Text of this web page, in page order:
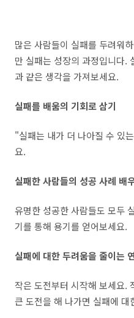
많은 사람들이 실패를 두려워
만 실패는 성장의 과정입니다.
과 같은 생각을 가져보세요.
실패를 배움의 기회로 삼기
"실패는 내가 더 나아질 수 있
요.
실패한 사람들의 성공 사례 배
유명한 성공한 사람들도 모두
기를 통해 용기를 얻어보세요.
실패에 대한 두려움을 줄이는
작은 도전부터 시작해 보세요.
큰 도전을 해 나가면 실패에 대